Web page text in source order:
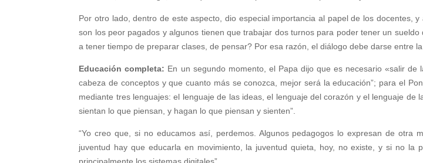
Por otro lado, dentro de este aspecto, dio especial importancia al papel de los docentes,
son los peor pagados y algunos tienen que trabajar dos turnos para poder tener un
a tener tiempo de preparar clases, de pensar? Por esa razón, el diálogo debe darse entre
Educación completa: En un segundo momento, el Papa dijo que es necesario «salir
cabeza de conceptos y que cuanto más se conozca, mejor será la educación”; para el
mediante tres lenguajes: el lenguaje de las ideas, el lenguaje del corazón y el lenguaje
sientan lo que piensan, y hagan lo que piensan y sienten”.
“Yo creo que, si no educamos así, perdemos. Algunos pedagogos lo expresan de
juventud hay que educarla en movimiento, la juventud quieta, hoy, no existe, y si no